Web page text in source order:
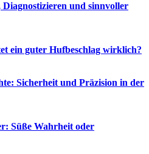
und sinnvoller
ein guter Hufbeschlag wirklich?
Sicherheit und Präzision in der
Süße Wahrheit oder